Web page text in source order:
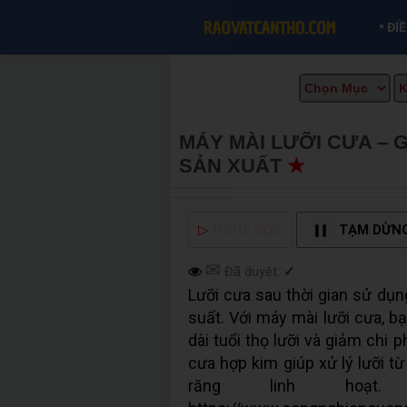
•
MÁY MÀI LƯỠI CƯA –
SẢN XUẤT ★ MUA
▷ TẠM
✉ Đã duyệt: ✓
Lưỡi cưa sau thời gian sử
suất. Với máy mài lưỡi cưa,
dài tuổi thọ lưỡi và giảm chi
cưa hợp kim giúp xử lý lưỡi
răng linh